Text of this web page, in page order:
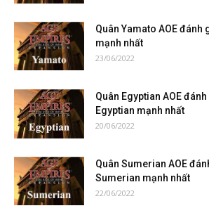
Quân Yamato AOE đánh
mạnh nhất
23/06/2022
Quân Egyptian AOE
Egyptian mạnh nhất
20/06/2022
Quân Sumerian AOE
Sumerian mạnh nhất
22/06/2022